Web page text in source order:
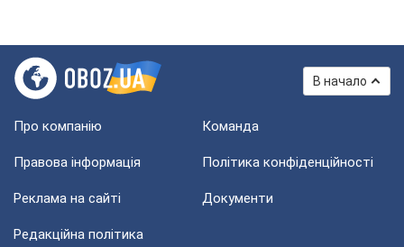
В начало
Про компанію Команда
Правова інформація Політика конфіденційності
Реклама на сайті Документи
Редакційна політика